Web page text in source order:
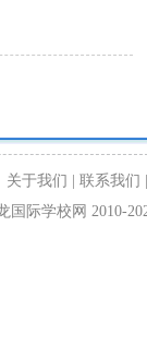
关于我们 | 联系我们
国际学校网 2010-